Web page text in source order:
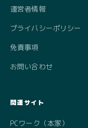
運営者情報
プライバシーポリシー
免責事項
お問い合わせ
関連サイト
PCワーク（本家）